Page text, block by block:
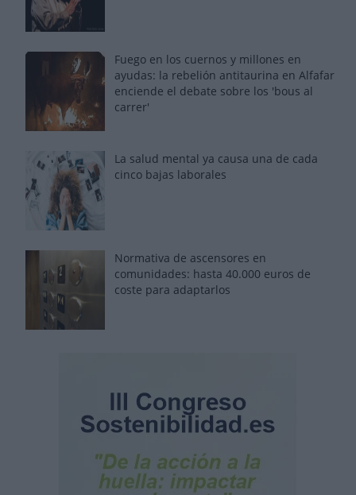
Fuego en los cuernos y millones en
ayudas: la rebelión antitaurina en Alfafar
enciende el debate sobre los 'bous al
carrer'
La salud mental ya causa una de cada
cinco bajas laborales
Normativa de ascensores en
comunidades: hasta 40.000 euros de
coste para adaptarlos